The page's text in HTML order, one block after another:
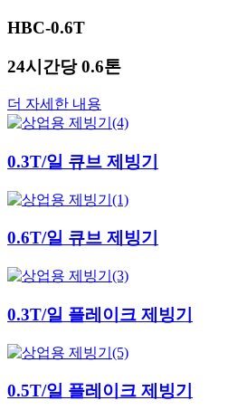
HBC-0.6T
24시간당 0.6톤
더 자세한 내용
0.3T/일 큐브 제빙기
0.6T/일 큐브 제빙기
0.3T/일 플레이크 제빙기
0.5T/일 플레이크 제빙기